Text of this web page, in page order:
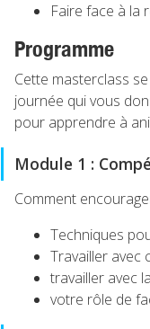
Faire face à la
Programme
Cette masterclass
journée qui vous
pour apprendre à
Module 1 :
Comment
Techniques
Travailler avec
travailler avec
votre rôle de